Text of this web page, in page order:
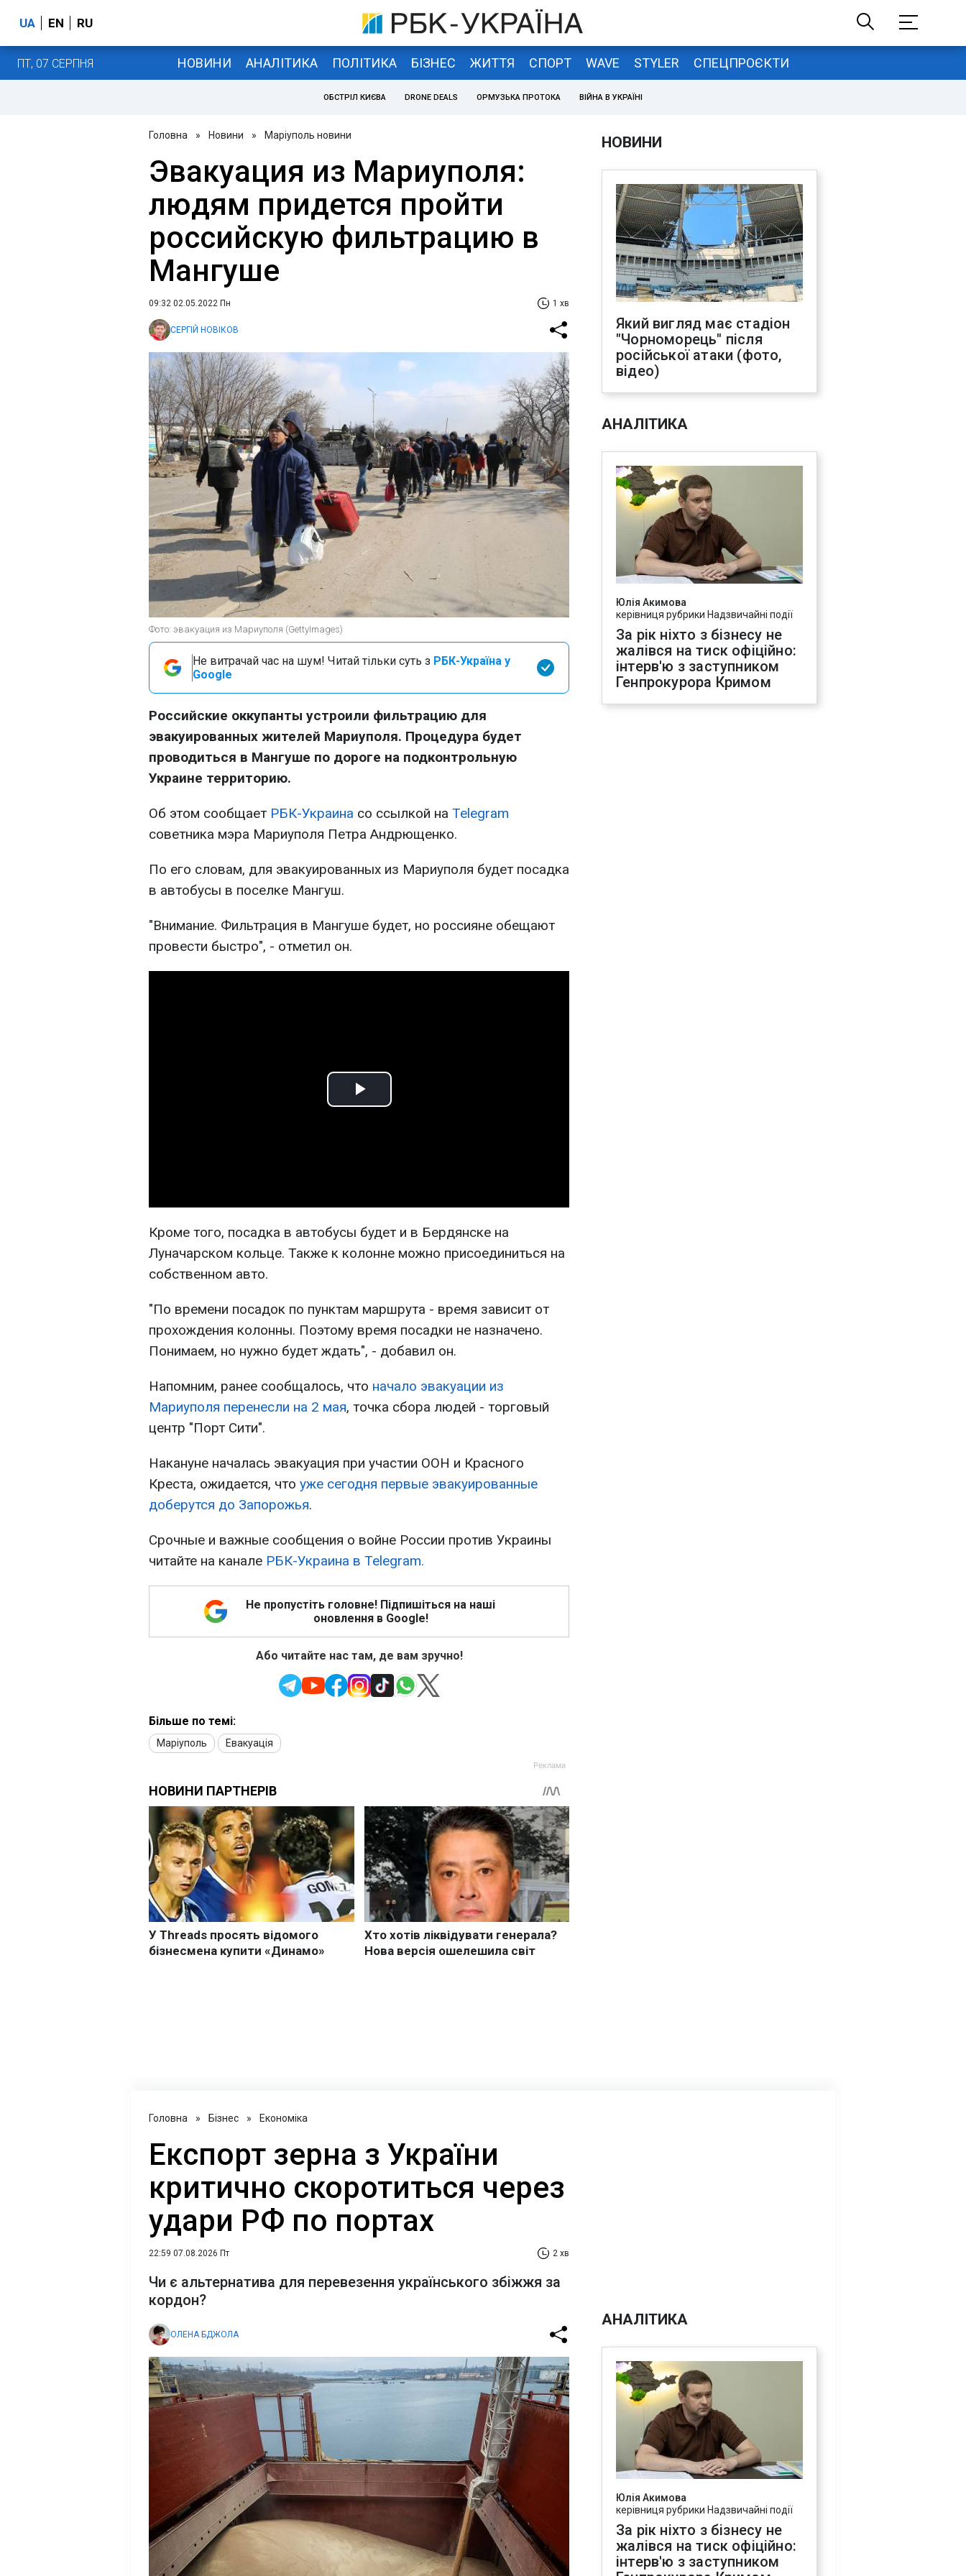
UA EN RU
ПТ, 07 СЕРПНЯ НОВИНИ АНАЛІТИКА ПОЛІТИКА БІЗНЕС ЖИТТЯ СПОРТ WAVE STYLER СПЕЦПРОЄКТИ
ОБСТРІЛ КИЄВА DRONE DEALS ОРМУЗЬКА ПРОТОКА ВІЙНА В УКРАЇНІ
Головна » Новини » Маріуполь новини
Эвакуация из Мариуполя:
людям придется пройти
российскую фильтрацию в
Мангуше
09:32 02.05.2022 Пн 1 хв
СЕРГІЙ НОВІКОВ
Фото: эвакуация из Мариуполя (GettyImages)
Не витрачай час на шум! Читай тільки суть з РБК-Україна у
Google
Российские оккупанты устроили фильтрацию для
эвакуированных жителей Мариуполя. Процедура будет
проводиться в Мангуше по дороге на подконтрольную
Украине территорию.
Об этом сообщает РБК-Украина со ссылкой на Telegram
советника мэра Мариуполя Петра Андрющенко.
По его словам, для эвакуированных из Мариуполя будет посадка
в автобусы в поселке Мангуш.
"Внимание. Фильтрация в Мангуше будет, но россияне обещают
провести быстро", - отметил он.
Play
Кроме того, посадка в автобусы будет и в Бердянске на
Луначарском кольце. Также к колонне можно присоединиться на
собственном авто.
"По времени посадок по пунктам маршрута - время зависит от
прохождения колонны. Поэтому время посадки не назначено.
Понимаем, но нужно будет ждать", - добавил он.
Напомним, ранее сообщалось, что начало эвакуации из
Мариуполя перенесли на 2 мая, точка сбора людей - торговый
центр "Порт Сити".
Накануне началась эвакуация при участии ООН и Красного
Креста, ожидается, что уже сегодня первые эвакуированные
доберутся до Запорожья.
Срочные и важные сообщения о войне России против Украины
читайте на канале РБК-Украина в Telegram.
Не пропустіть головне! Підпишіться на наші
оновлення в Google!
Або читайте нас там, де вам зручно!
Більше по темі:
Маріуполь Евакуація
НОВИНИ
Який вигляд має стадіон
"Чорноморець" після
російської атаки (фото,
відео)
АНАЛІТИКА
Юлія Акимова
керівниця рубрики Надзвичайні події
За рік ніхто з бізнесу не
жалівся на тиск офіційно:
інтерв'ю з заступником
Генпрокурора Кримом
Головна » Бізнес » Економіка
Експорт зерна з України
критично скоротиться через
удари РФ по портах
22:59 07.08.2026 Пт 2 хв
Чи є альтернатива для перевезення українського збіжжя за
кордон?
ОЛЕНА БДЖОЛА
АНАЛІТИКА
Юлія Акимова
керівниця рубрики Надзвичайні події
За рік ніхто з бізнесу не
жалівся на тиск офіційно:
інтерв'ю з заступником